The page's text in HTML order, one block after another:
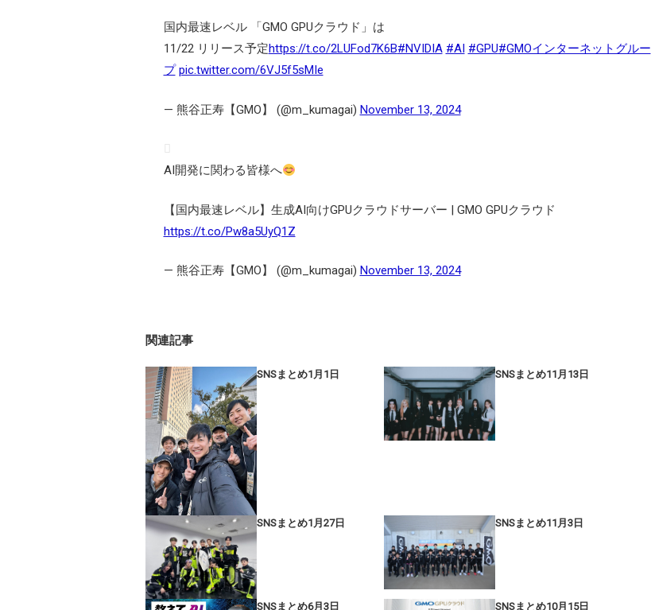
国内最速レベル 「GMO GPUクラウド」は
11/22 リリース予定https://t.co/2LUFod7K6B#NVIDIA #AI #GPU#GMOインターネットグルー
プ pic.twitter.com/6VJ5f5sMIe
— 熊谷正寿【GMO】 (@m_kumagai) November 13, 2024
AI開発に関わる皆様へ
【国内最速レベル】生成AI向けGPUクラウドサーバー | GMO GPUクラウド
https://t.co/Pw8a5UyQ1Z
— 熊谷正寿【GMO】 (@m_kumagai) November 13, 2024
関連記事
SNSまとめ1月1日 SNSまとめ11月13日
SNSまとめ1月27日 SNSまとめ11月3日
SNSまとめ6月3日 SNSまとめ10月15日